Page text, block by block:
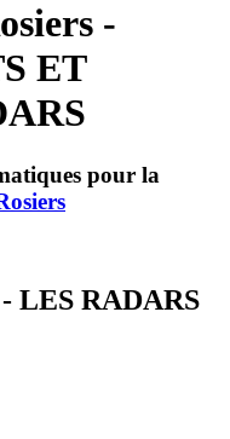
-
ET
pour la
LES RADARS